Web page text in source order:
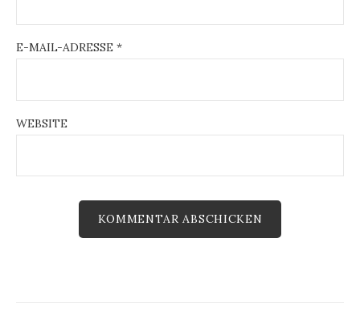
E-MAIL-ADRESSE *
WEBSITE